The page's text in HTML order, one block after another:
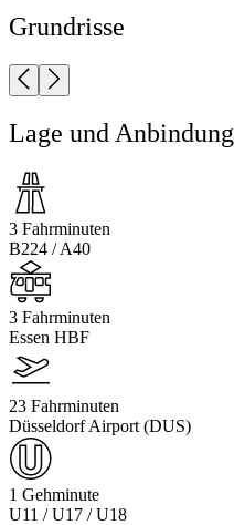
Grundrisse
Lage und Anbindung
3 Fahrminuten
B224 / A40
3 Fahrminuten
Essen HBF
23 Fahrminuten
Düsseldorf Airport (DUS)
1 Gehminute
U11 / U17 / U18